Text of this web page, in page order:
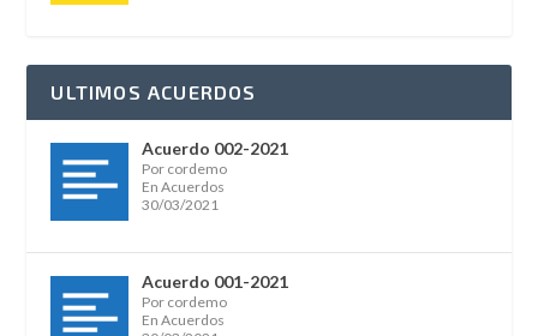
ULTIMOS ACUERDOS
Acuerdo 002-2021
Por cordemo
En Acuerdos
30/03/2021
Acuerdo 001-2021
Por cordemo
En Acuerdos